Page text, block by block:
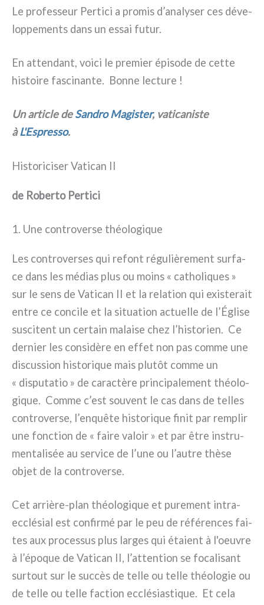
Le pro­fes­seur Pertici a pro­mis d’analyser ces déve­
lop­pe­men­ts dans un essai futur.
En atten­dant, voi­ci le pre­mier épi­so­de de cet­te
histoi­re fasci­nan­te. Bonne lec­tu­re !
Un arti­cle deSandro Magister, vati­ca­ni­ste
àL'Espresso.
Historiciser Vatican II
de Roberto Pertici
1. Une controverse théologique
Les con­tro­ver­ses qui refont régu­liè­re­ment sur­fa­
ce dans les médias plus ou moins « catho­li­ques »
sur le sens de Vatican II et la rela­tion qui exi­ste­rait
entre ce con­ci­le et la situa­tion actuel­le de l’Église
susci­tent un cer­tain malai­se chez l’historien. Ce
der­nier les con­si­dè­re en effet non pas com­me une
discus­sion histo­ri­que mais plu­tôt com­me un
« dispu­ta­tio » de carac­tè­re prin­ci­pa­le­ment théo­lo­
gi­que. Comme c’est sou­vent le cas dans de tel­les
con­tro­ver­se, l’enquête histo­ri­que finit par rem­plir
une fonc­tion de « fai­re valoir » et par être instru­
men­ta­li­sée au ser­vi­ce de l’une ou l’autre thè­se
objet de la con­tro­ver­se.
Cet arrière-plan théo­lo­gi­que et pure­ment intra-
ecclésial est con­fir­mé par le peu de réfé­ren­ces fai­
tes aux pro­ces­sus plus lar­ges qui éta­ient à l'oeuvre
à l’époque de Vatican II, l’attention se foca­li­sant
sur­tout sur le suc­cès de tel­le ou tel­le théo­lo­gie ou
de tel­le ou tel­le fac­tion ecclé­sia­sti­que. Et cela